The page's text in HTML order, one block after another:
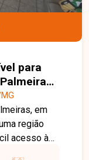
para
em
região
acesso às